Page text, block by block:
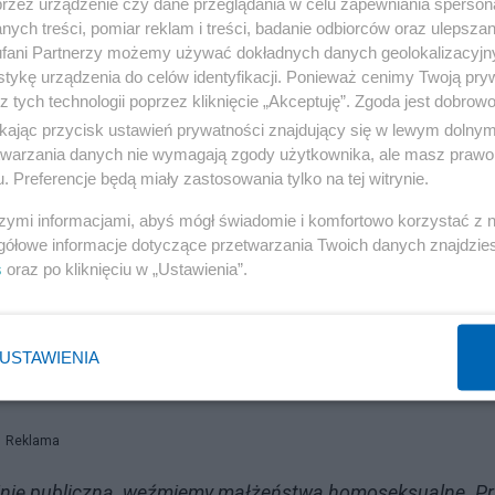
w polityce państwowej).
opinią publiczną w celu stopniowego
tematów tabu. Istota tej techniki polega na
każdy przenosi postrzeganie idei w określone
to późniejsze przesunięcie samego okna, tak
przejście do kolejnego etapu w jego granicach.
opinie poza granicami „Okna Overtona” w
rodzaju idee w polityce. Gdy tego typu centrum
niedopuszczalną, to stopniowo wykorzystuje okno.
Reklama
treści, pomiar reklam i treści, badanie odbiorców oraz
Partnerzy możemy używać dokładnych danych
urządzenia do celów identyfikacji. Ponieważ cenimy Twoją
tych technologii poprzez kliknięcie „Akceptuję”. Zgoda jest
przycisk ustawień prywatności znajdujący się w lewym
danych nie wymagają zgody użytkownika, ale masz
Preferencje będą miały zastosowania tylko na tej witrynie.
informacjami, abyś mógł świadomie i komfortowo korzystać z
informacje dotyczące przetwarzania Twoich danych
oraz po kliknięciu w „Ustawienia”.
USTAWIENIA